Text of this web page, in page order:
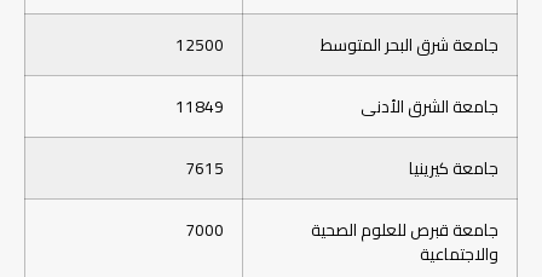
جامعة شرق البحر المتوسط
12500
جامعة الشرق الأدنى
11849
جامعة كيرينيا
7615
جامعة قبرص للعلوم الصحية
والاجتماعية
7000